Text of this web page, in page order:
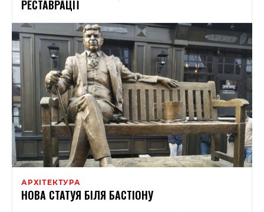
РЕСТАВРАЦІЇ
АРХІТЕКТУРА
НОВА СТАТУЯ БІЛЯ БАСТІОНУ